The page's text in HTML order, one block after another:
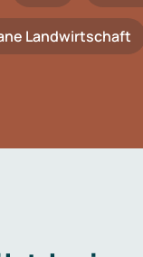
Landwirtschaft